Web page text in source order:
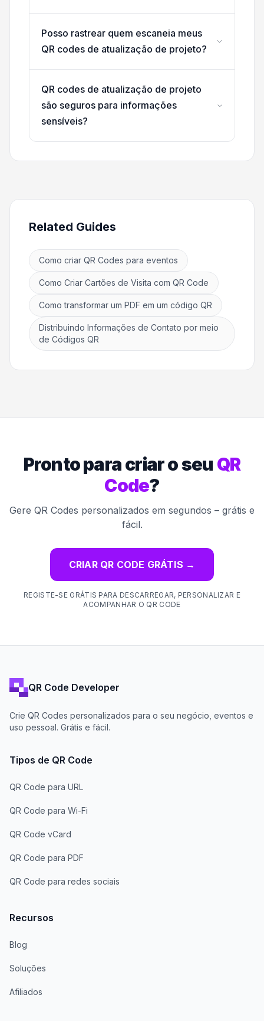
Posso rastrear quem escaneia meus
QR codes de atualização de projeto?
QR codes de atualização de projeto
são seguros para informações
sensíveis?
Related Guides
Como criar QR Codes para eventos
Como Criar Cartões de Visita com QR Code
Como transformar um PDF em um código QR
Distribuindo Informações de Contato por meio
de Códigos QR
Pronto para criar o seu QR
Code?
Gere QR Codes personalizados em segundos – grátis e
fácil.
CRIAR QR CODE GRÁTIS →
REGISTE-SE GRÁTIS PARA DESCARREGAR, PERSONALIZAR E
ACOMPANHAR O QR CODE
QR Code Developer
Crie QR Codes personalizados para o seu negócio, eventos e
uso pessoal. Grátis e fácil.
Tipos de QR Code
QR Code para URL
QR Code para Wi-Fi
QR Code vCard
QR Code para PDF
QR Code para redes sociais
Recursos
Blog
Soluções
Afiliados